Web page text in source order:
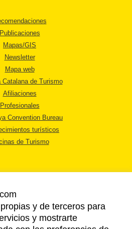
Publicaciones
Mapas/GIS
Newsletter
Mapa web
Catalana de Turismo
Afiliaciones
Profesionales
Convention Bureau
turísticos
de Turismo
AVISO LEGAL
DE PRIVACIDAD
y de terceros para
y mostrarte